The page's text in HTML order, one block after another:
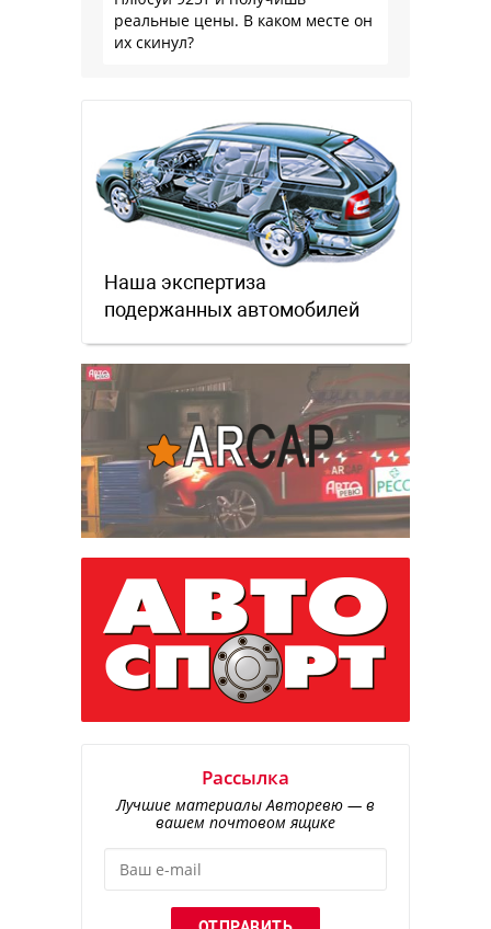
реальные цены. В каком месте он
их скинул?
Наша экспертиза
подержанных автомобилей
Рассылка
Лучшие материалы Авторевю — в
вашем почтовом ящике